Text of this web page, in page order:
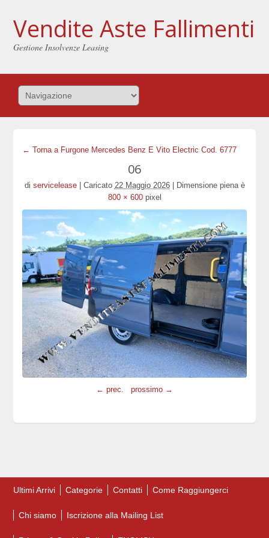
Vendite Aste Fallimenti
Gestione Insolvenze Leasing
← Torna a Furgone Mercedes Benz E Vito Electric Cod. 6777
06
di servicelease Caricato 22 Maggio 2026
Dimensione piena è
800 × 600pixel
← prec. prossimo →
Ultimi Arrivi Categorie Contatti Come Raggiungerci
Chi siamo Iscrizione alla Mailing List